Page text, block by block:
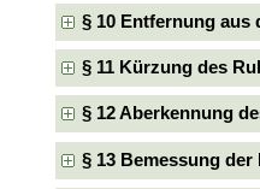
§ 10 Entfernung aus
§ 11 Kürzung des
§ 12 Aberkennung
§ 13 Bemessung